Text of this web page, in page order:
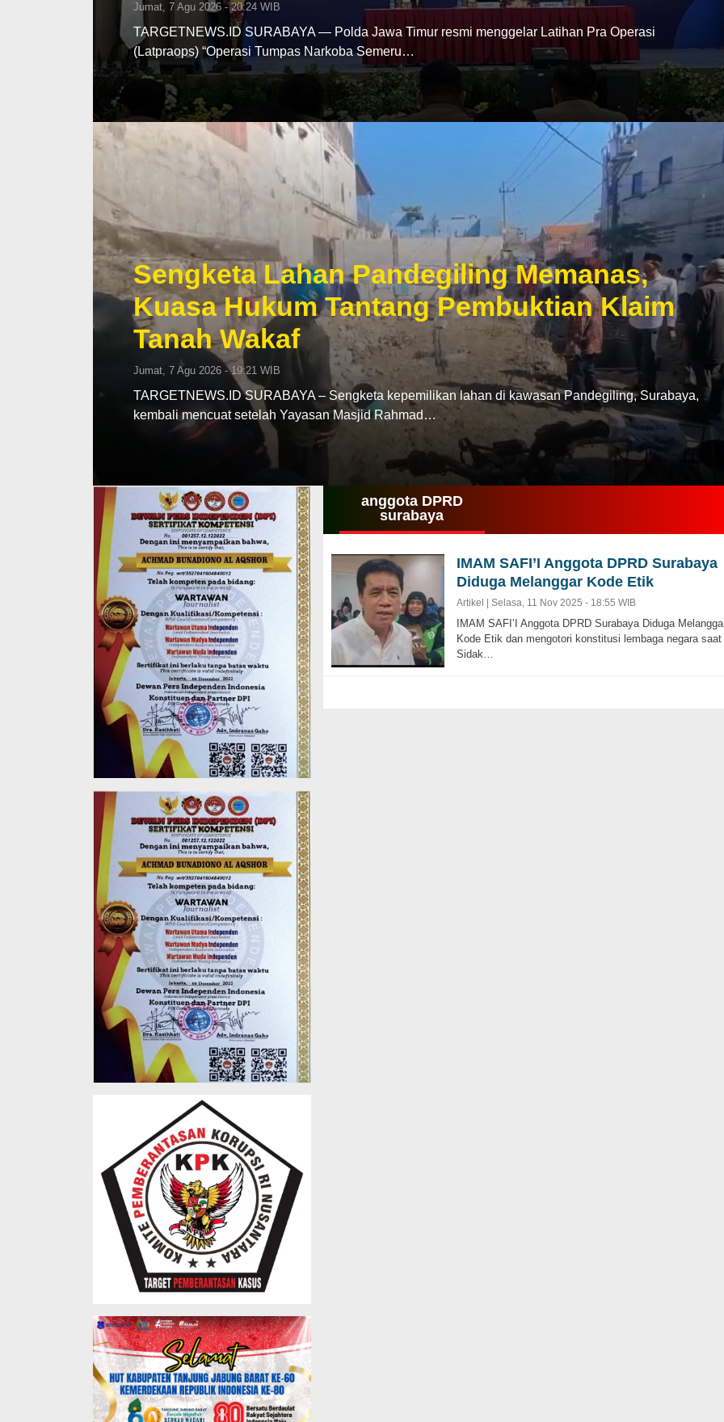
Jumat, 7 Agu 2026 - 20:24 WIB
TARGETNEWS.ID SURABAYA — Polda Jawa Timur resmi menggelar Latihan Pra Operasi
(Latpraops) “Operasi Tumpas Narkoba Semeru…
Sengketa Lahan Pandegiling Memanas,
Kuasa Hukum Tantang Pembuktian Klaim
Tanah Wakaf
Jumat, 7 Agu 2026 - 19:21 WIB
TARGETNEWS.ID SURABAYA – Sengketa kepemilikan lahan di kawasan Pandegiling, Surabaya,
kembali mencuat setelah Yayasan Masjid Rahmad…
anggota DPRD
surabaya
IMAM SAFI’I Anggota DPRD Surabaya
Diduga Melanggar Kode Etik
Artikel | Selasa, 11 Nov 2025 - 18:55 WIB
IMAM SAFI’I Anggota DPRD Surabaya Diduga
Kode Etik dan mengotori konstitusi lembaga negara saat
Sidak…